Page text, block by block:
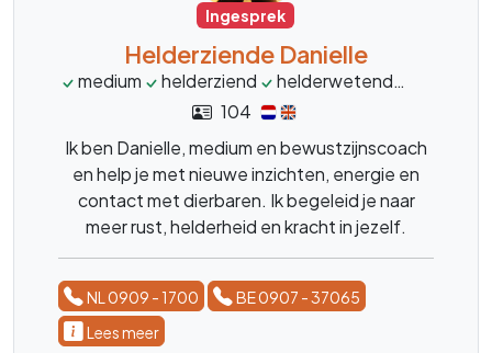
Ingesprek
Helderziende Danielle
medium helderziend helderwetend
104
Ik ben Danielle, medium en bewustzijnscoach
en help je met nieuwe inzichten, energie en
contact met dierbaren. Ik begeleid je naar
meer rust, helderheid en kracht in jezelf.
NL 0909 - 1700
BE 0907 - 37065
Lees meer